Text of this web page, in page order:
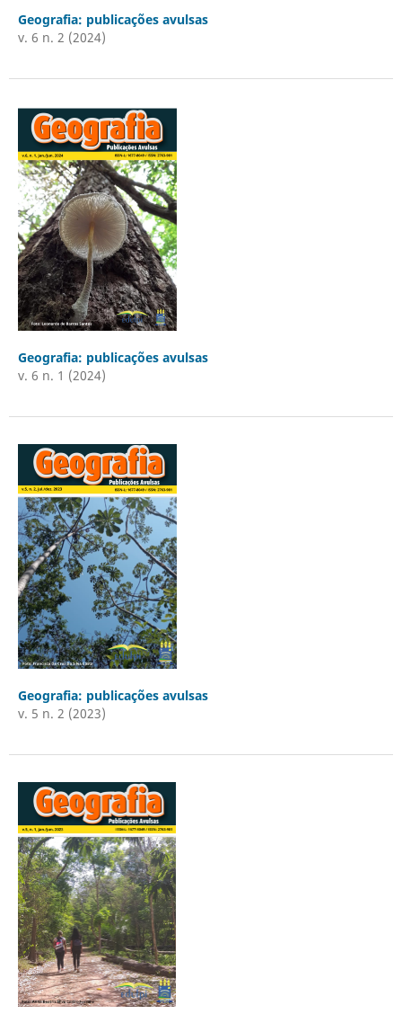
Geografia: publicações avulsas
v. 6 n. 2 (2024)
Geografia: publicações avulsas
v. 6 n. 1 (2024)
Geografia: publicações avulsas
v. 5 n. 2 (2023)